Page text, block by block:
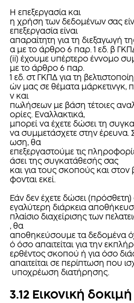
Η επεξεργασία και
η χρήση των δεδομένων σας
επεξεργασία είναι
απαραίτητη για τη διεξαγωγή
α με το άρθρο 6 παρ. 1 εδ. β
(ii) έχουμε υπέρτερο έννομο
με το άρθρο 6 παρ.
1 εδ. στ ΓΚΠΔ για τη
ών μας σε θέματα μάρκετινγκ,
ν και
πωλήσεων με βάση τέτοιες
ορίες. Εναλλακτικά,
μπορεί να έχετε δώσει τη
να συμμετάσχετε στην έρευνα.
ωση, θα
επεξεργαστούμε τις
άσει της συγκατάθεσής σας
και για τους σκοπούς και
φονται εκεί.
Εάν δεν έχετε δώσει
εγαλύτερη διάρκεια
πλαίσιο διαχείρισης των
, θα
αποθηκεύσουμε τα δεδομένα
ό όσο απαιτείται για την
ερθέντος σκοπού ή για όσο
απαιτείται σε περίπτωση που
υποχρέωση διατήρησης.
3.12 Εικονική δοκιμή